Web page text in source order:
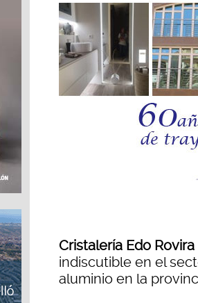
Cristalería Edo Rovira
indiscutible en el
aluminio en la